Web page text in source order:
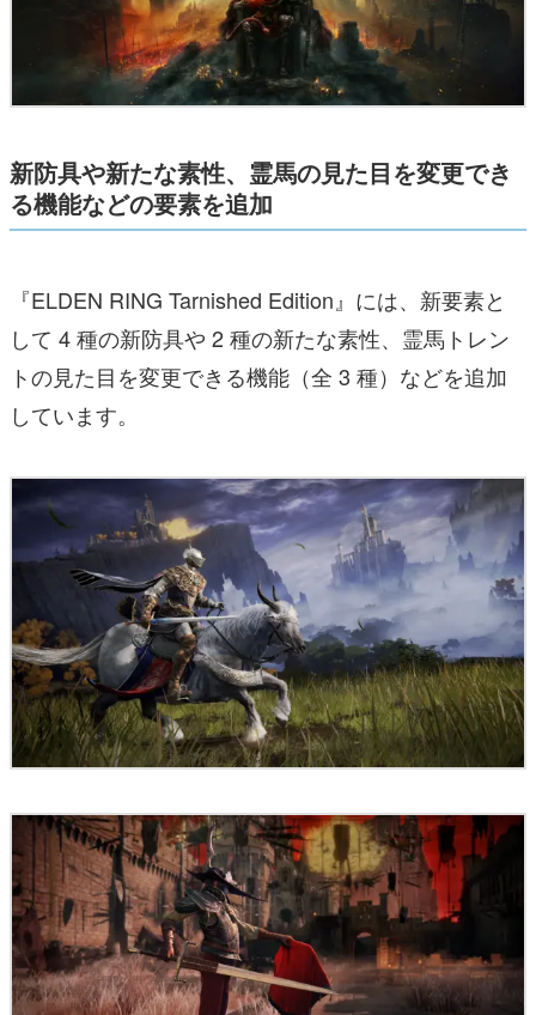
新防具や新たな素性、霊馬の見た目を変更でき
る機能などの要素を追加
『ELDEN RING Tarnished Edition』には、新要素と
して 4 種の新防具や 2 種の新たな素性、霊馬トレン
トの見た目を変更できる機能（全 3 種）などを追加
しています。